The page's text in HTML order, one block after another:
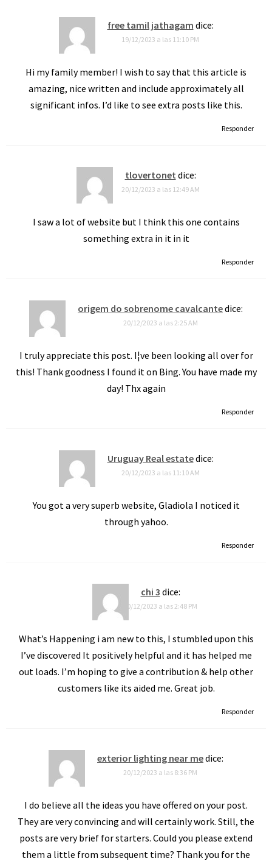
free tamil jathagam dice:
19/12/2023 a las 11:10 PM
Hi my family member! I wish to say that this article is
amazing, nice written and include approximately all
significant infos. I’d like to see extra posts like this.
Responder
tlovertonet dice:
20/12/2023 a las 12:49 AM
I saw a lot of website but I think this one contains
something extra in it in it
Responder
origem do sobrenome cavalcantedice:
20/12/2023 a las 2:25 AM
I truly appreciate this post. I¦ve been looking all over for
this! Thank goodness I found it on Bing. You have made my
day! Thx again
Responder
Uruguay Real estatedice:
20/12/2023 a las 11:10 AM
You got a very superb website, Gladiola I noticed it
through yahoo.
Responder
chi 3 dice:
20/12/2023 a las 2:48 PM
What’s Happening i am new to this, I stumbled upon this
I’ve discovered It positively helpful and it has helped me
out loads. I’m hoping to give a contribution & help other
customers like its aided me. Great job.
Responder
exterior lighting near medice:
20/12/2023 a las 8:36 PM
I do believe all the ideas you have offered on your post.
They are very convincing and will certainly work. Still, the
posts are very brief for starters. Could you please extend
them a little from subsequent time? Thank you for the